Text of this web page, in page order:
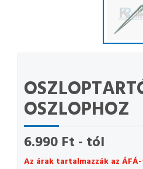
OSZLOPHOZ
6.990 Ft - tól
Az árak tartalmazzák az